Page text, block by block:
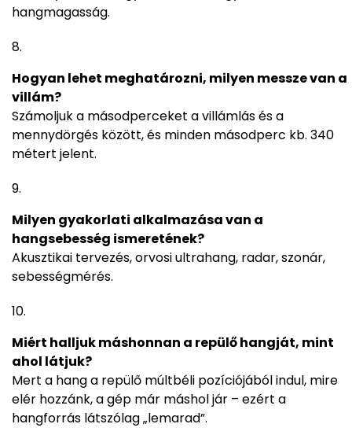
hangmagasság.
Hogyan lehet meghatározni, milyen messze van a
villám?
Számoljuk a másodperceket a villámlás és a
mennydörgés között, és minden másodperc kb. 340
métert jelent.
Milyen gyakorlati alkalmazása van a
hangsebesség ismeretének?
Akusztikai tervezés, orvosi ultrahang, radar, szonár,
sebességmérés.
Miért halljuk máshonnan a repülő hangját, mint
ahol látjuk?
Mert a hang a repülő múltbéli pozíciójából indul, mire
elér hozzánk, a gép már máshol jár – ezért a
hangforrás látszólag „lemarad”.